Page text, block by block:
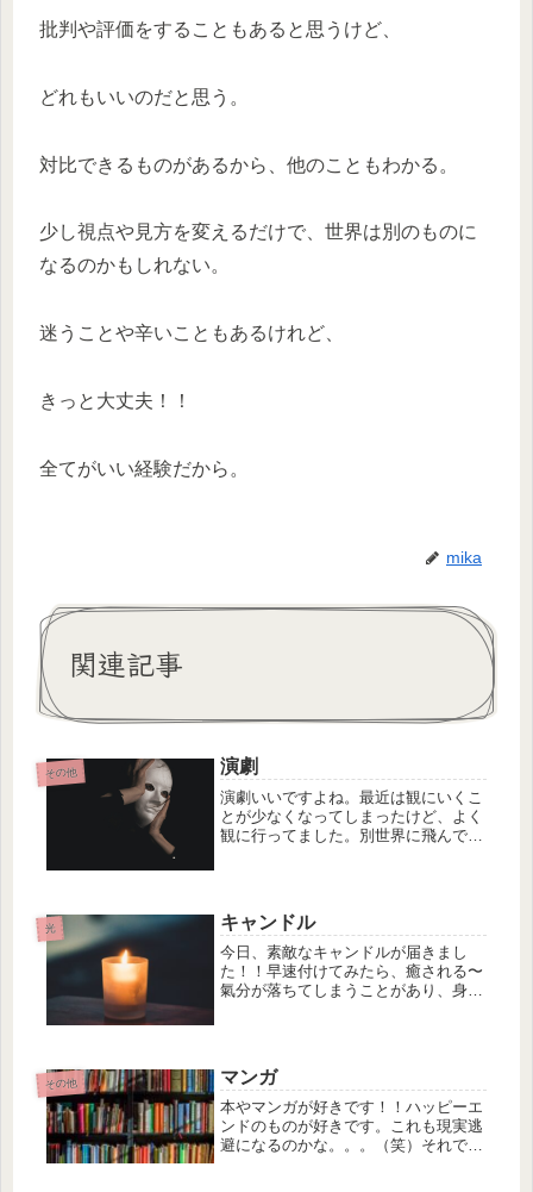
批判や評価をすることもあると思うけど、
どれもいいのだと思う。
対比できるものがあるから、他のこともわかる。
少し視点や見方を変えるだけで、世界は別のものに
なるのかもしれない。
迷うことや辛いこともあるけれど、
きっと大丈夫！！
全てがいい経験だから。
mika
関連記事
その他 演劇
演劇いいですよね。最近は観にいくこ
とが少なくなってしまったけど、よく
観に行ってました。別世界に飛んでい
も変わってくるのが面白いなと思いま
す...
光 キャンドル
今日、素敵なキャンドルが届きまし
た！！早速付けてみたら、癒される〜
氣分が落ちてしまうことがあり、身体
り、五感に集中したり、、、日常を少
し離れ...
その他 マンガ
本やマンガが好きです！！ハッピーエ
ンドのものが好きです。これも現実逃
避になるのかな。。。（笑）それでも